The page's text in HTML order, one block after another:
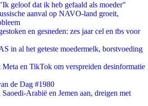
geloof dat ik heb gefaald als moeder"
aanval op NAVO-land groeit,
en gesneden: zes jaar cel en tbs voor
in al het geteste moedermelk, borstvoeding
en TikTok om verspreiden desinformatie
de Dag #1980
Arabië en Jemen aan, dreigen met